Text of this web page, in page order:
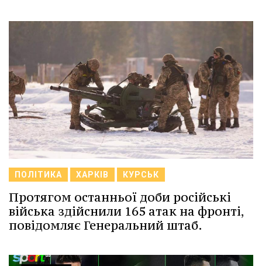
ПОЛІТИКА ХАРКІВ КУРСЬК
Протягом останньої доби російські
війська здійснили 165 атак на фронті,
повідомляє Генеральний штаб.